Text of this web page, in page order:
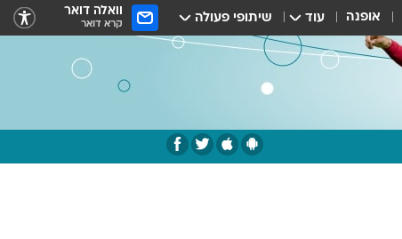
אופנה עוד שיתופי פעולה וואלה דואר
קרא דואר